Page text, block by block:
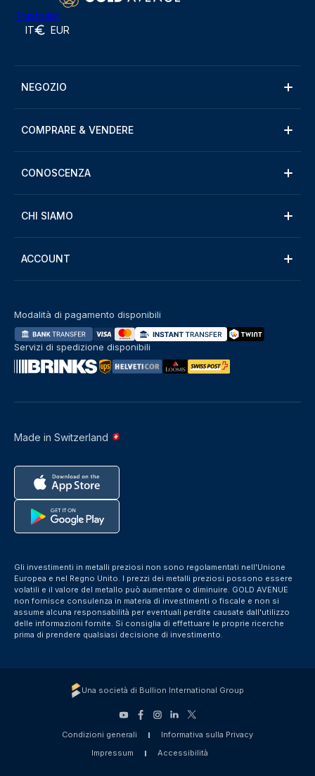
Trustpilot
IT EUR
NEGOZIO
COMPRARE & VENDERE
CONOSCENZA
CHI SIAMO
ACCOUNT
Made in Switzerland
Modalità di pagamento disponibili
Servizi di spedizione disponibili
Gli investimenti in metalli preziosi non sono regolamentati nell'Unione
Europea e nel Regno Unito. I prezzi dei metalli preziosi possono essere
volatili e il valore del metallo può aumentare o diminuire. GOLD AVENUE
non fornisce consulenza in materia di investimenti o fiscale e non si
assume alcuna responsabilità per eventuali perdite causate dall'utilizzo
delle informazioni fornite. Si consiglia di effettuare le proprie ricerche
prima di prendere qualsiasi decisione di investimento.
Una società di Bullion International Group
Condizioni generali
Informativa sulla Privacy
Impressum
Accessibilità